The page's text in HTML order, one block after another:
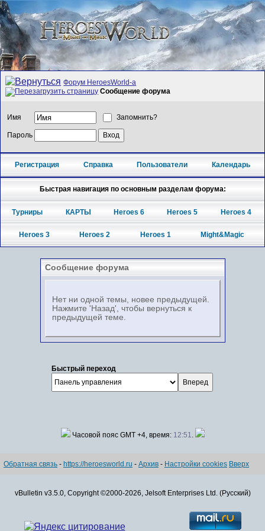
Форум HeroesWorld-а
Сообщение форума
Имя Запомнить?
Пароль
Регистрация Справка Пользователи Календарь
Быстрая навигация по основным разделам форума:
Турниры КАРТЫ Heroes 6 Heroes 5 Heroes 4
Heroes 3 Heroes 2 Heroes 1 Might&Magic
Сообщение форума
Нет ни одной темы, новее предыдущей.
Нажмите 'Назад', чтобы вернуться к
предыдущей теме.
Быстрый переход
Часовой пояс GMT +4, время: 12:51.
Обратная связь - https://heroesworld.ru - Архив - Настройки cookies Вверх
vBulletin v3.5.0, Copyright ©2000-2026, Jelsoft Enterprises Ltd. (Русский)